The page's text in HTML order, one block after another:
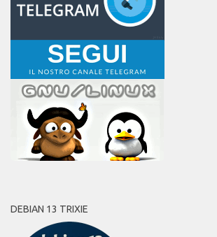
DEBIAN 13 TRIXIE